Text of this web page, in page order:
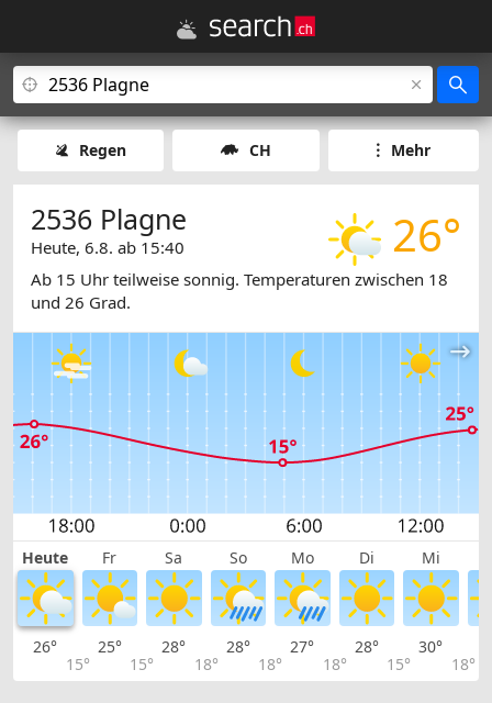
Regen CH Mehr
26°
2536 Plagne
Heute, 6.8. ab 15:40
Ab 15 Uhr teilweise sonnig. Temperaturen zwischen 18
und 26 Grad.
Heute Fr Sa So Mo Di Mi
26°
15°
25°
15°
28°
18°
28°
18°
27°
18°
28°
15°
30°
18°